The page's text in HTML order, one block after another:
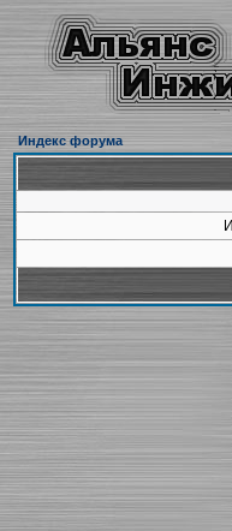
Индекс форума